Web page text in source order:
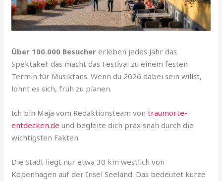
Über 100.000 Besucher erleben jedes Jahr das
Spektakel: das macht das Festival zu einem festen
Termin für Musikfans. Wenn du 2026 dabei sein willst,
lohnt es sich, früh zu planen.
Ich bin Maja vom Redaktionsteam vontraumorte-
entdecken.de und begleite dich praxisnah durch die
wichtigsten Fakten.
Die Stadt liegt nur etwa 30 km westlich von
Kopenhagen auf der Insel Seeland. Das bedeutet kurze